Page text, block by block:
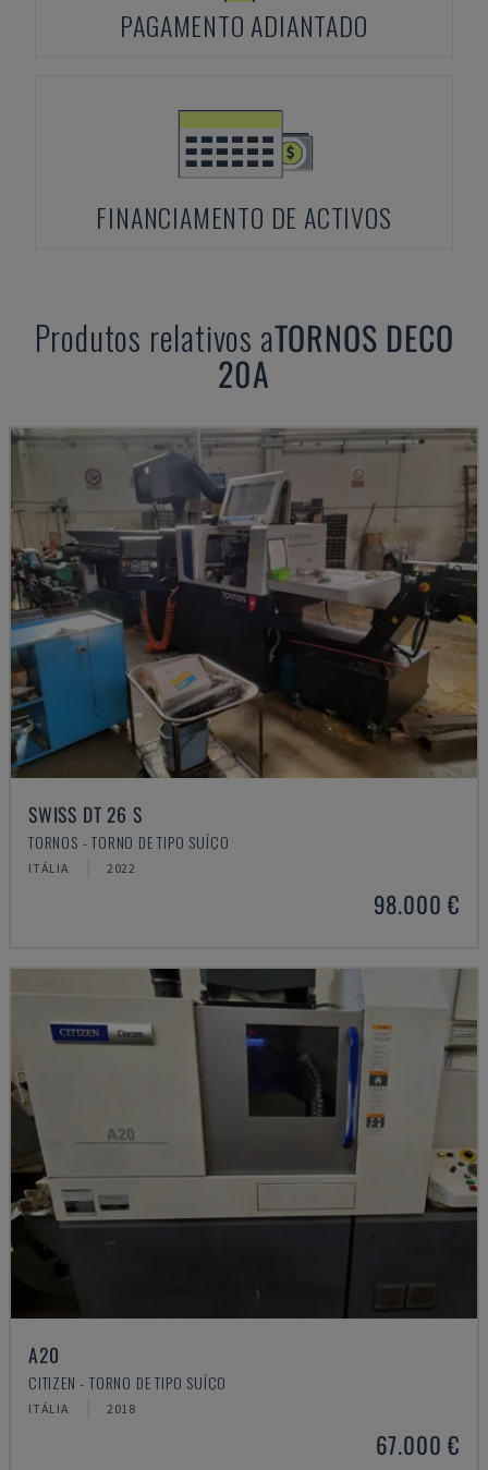
PAGAMENTO ADIANTADO
FINANCIAMENTO DE ACTIVOS
Produtos relativos aTORNOS DECO
20A
SWISS DT 26 S
TORNOS - TORNO DE TIPO SUÍÇO
ITÁLIA 2022
98.000 €
A20
CITIZEN - TORNO DE TIPO SUÍÇO
ITÁLIA 2018
67.000 €